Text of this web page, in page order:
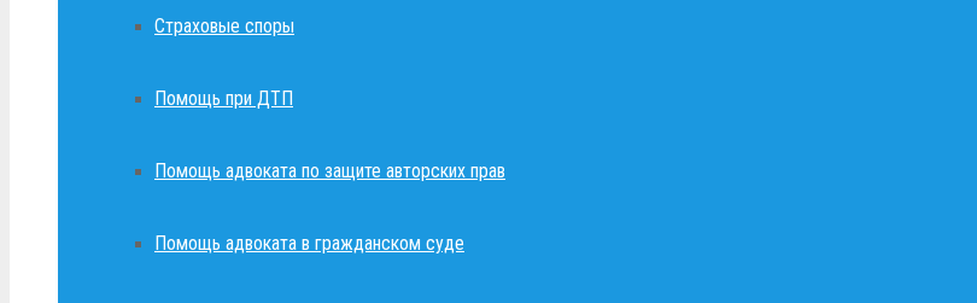
Страховые споры
Помощь при ДТП
Помощь адвоката по защите авторских прав
Помощь адвоката в гражданском суде